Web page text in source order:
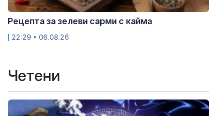
Рецепта за зелеви сарми с кайма
22:29 • 06.08.26
Четени